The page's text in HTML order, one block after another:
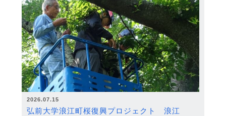
2026.07.15
弘前大学浪江町桜復興プロジェクト 浪江